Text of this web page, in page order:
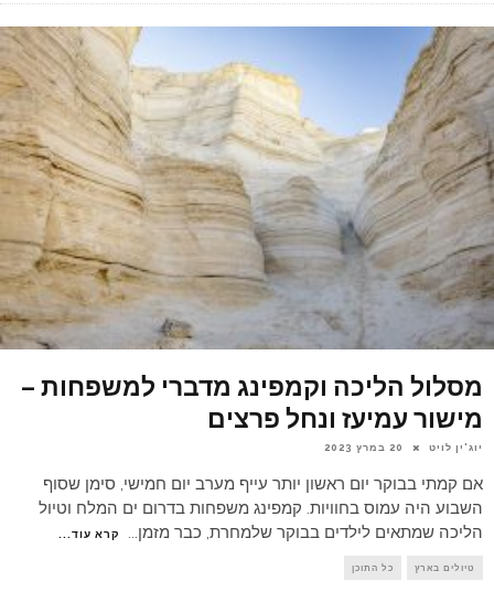
מסלול הליכה וקמפינג מדברי למשפחות –
מישור עמיעז ונחל פרצים
יוג'ין לויט 20 במרץ 2023
אם קמתי בבוקר יום ראשון יותר עייף מערב יום חמישי, סימן שסוף
השבוע היה עמוס בחוויות. קמפינג משפחות בדרום ים המלח וטיול
הליכה שמתאים לילדים בבוקר שלמחרת, כבר מזמן... קרא עוד...
טיולים בארץ כל התוכן